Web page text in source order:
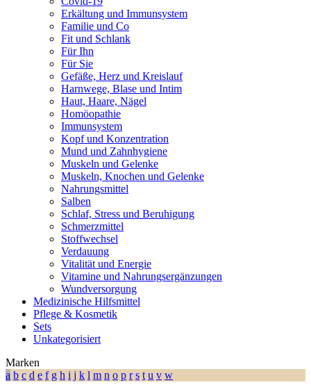
Erkältung und Immunsystem
Familie und Co
Fit und Schlank
Für Ihn
Für Sie
Gefäße, Herz und Kreislauf
Harnwege, Blase und Intim
Haut, Haare, Nägel
Homöopathie
Immunsystem
Kopf und Konzentration
Mund und Zahnhygiene
Muskeln und Gelenke
Muskeln, Knochen und Gelenke
Nahrungsmittel
Salben
Schlaf, Stress und Beruhigung
Schmerzmittel
Stoffwechsel
Verdauung
Vitalität und Energie
Vitamine und Nahrungsergänzungen
Wundversorgung
Medizinische Hilfsmittel
Pflege & Kosmetik
Sets
Unkategorisiert
Marken
a b c d e f g h i j k l m n o p r s t u v w